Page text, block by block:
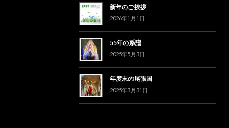
新年のご挨拶
2026年1月1日
55年の系譜
2025年5月3日
年度末の尾張国
2025年3月31日